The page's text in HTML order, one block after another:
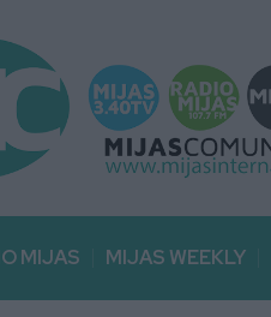
MIJAS MIJAS WEEKLY